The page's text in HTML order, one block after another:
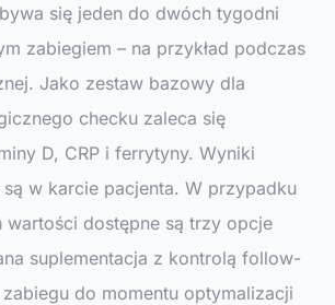
się jeden do dwóch tygodni
zabiegiem – na przykład podczas
Jako zestaw bazowy dla
checku zaleca się
D, CRP i ferrytyny. Wyniki
w karcie pacjenta. W przypadku
wartości dostępne są trzy opcje
suplementacja z kontrolą follow-
do momentu optymalizacji